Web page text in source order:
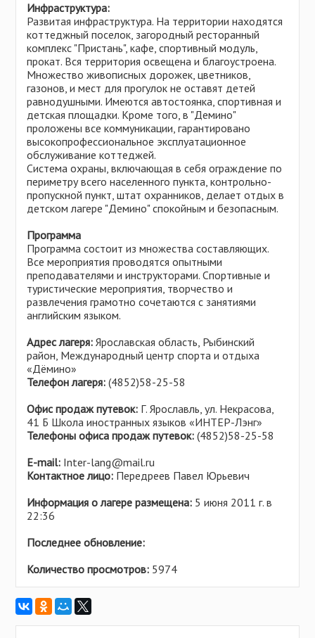
Инфраструктура:
Развитая инфраструктура. На территории находятся
коттеджный поселок, загородный ресторанный
комплекс "Пристань", кафе, спортивный модуль,
прокат. Вся территория освещена и благоустроена.
Множество живописных дорожек, цветников,
газонов, и мест для прогулок не оставят детей
равнодушными. Имеются автостоянка, спортивная и
детская площадки. Кроме того, в "Демино"
проложены все коммуникации, гарантировано
высокопрофессиональное эксплуатационное
обслуживание коттеджей.
Система охраны, включающая в себя ограждение по
периметру всего населенного пункта, контрольно-
пропускной пункт, штат охранников, делает отдых в
детском лагере "Демино" спокойным и безопасным.
Программа
Программа состоит из множества составляющих.
Все мероприятия проводятся опытными
преподавателями и инструкторами. Спортивные и
туристические мероприятия, творчество и
развлечения грамотно сочетаются с занятиями
английским языком.
Адрес лагеря: Ярославская область, Рыбинский
район, Международный центр спорта и отдыха
«Дёмино»
Телефон лагеря: (4852)58-25-58
Офис продаж путевок: Г. Ярославль, ул. Некрасова,
41 Б Школа иностранных языков «ИНТЕР-Лэнг»
Телефоны офиса продаж путевок: (4852)58-25-58
Е-mail: Inter-lang@mail.ru
Контактное лицо: Передреев Павел Юрьевич
Информация о лагере размещена: 5 июня 2011 г. в
22:36
Последнее обновление:
Количество просмотров: 5974